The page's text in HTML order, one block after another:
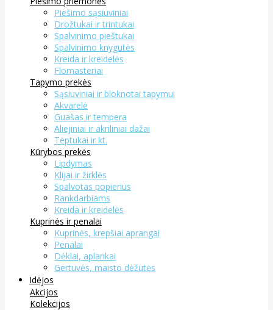
Piešimo sąsiuviniai
Drožtukai ir trintukai
Spalvinimo pieštukai
Spalvinimo knygutės
Kreida ir kreidelės
Flomasteriai
Tapymo prekės
Sąsiuviniai ir bloknotai tapymui
Akvarelė
Guašas ir tempera
Aliejiniai ir akriliniai dažai
Teptukai ir kt.
Kūrybos prekės
Lipdymas
Klijai ir žirklės
Spalvotas popierius
Rankdarbiams
Kreida ir kreidelės
Kuprinės ir penalai
Kuprinės, krepšiai aprangai
Penalai
Dėklai, aplankai
Gertuvės, maisto dėžutės
Idėjos
Akcijos
Kolekcijos